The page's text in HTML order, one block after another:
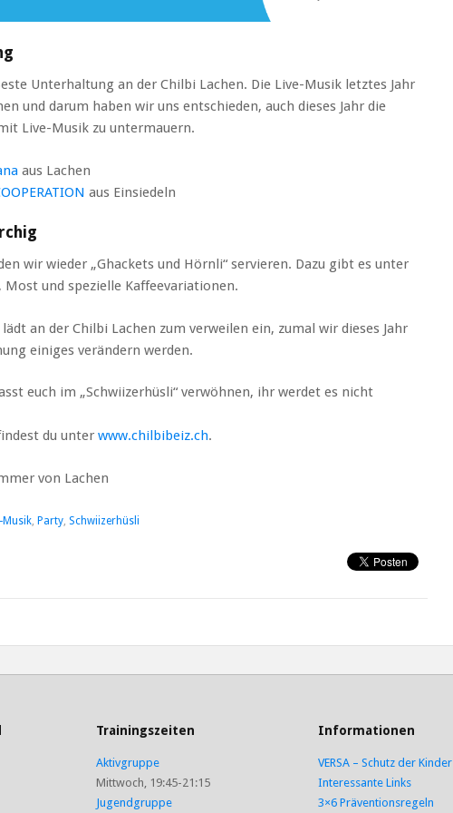
Unterhaltung an der Chilbi Lachen. Die Live-Musik letztes Jahr
und darum haben wir uns entschieden, auch dieses Jahr die
Live-Musik zu untermauern.
aus Lachen
aus Einsiedeln
wir wieder „Ghackets und Hörnli“ servieren. Dazu gibt es unter
Most und spezielle Kaffeevariationen.
lädt an der Chilbi Lachen zum verweilen ein, zumal wir dieses Jahr
einiges verändern werden.
euch im „Schwiizerhüsli“ verwöhnen, ihr werdet es nicht
du unter www.chilbibeiz.ch.
von Lachen
Musik, Party, Schwiizerhüsli
Trainingszeiten
Aktivgruppe
Mittwoch, 19:45-21:15
Jugendgruppe
Informationen
VERSA – Schutz der Kinder
Interessante Links
3×6 Präventionsregeln